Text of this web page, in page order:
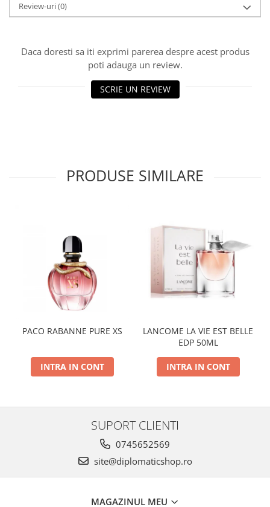
Review-uri(0)
Daca doresti sa iti exprimi parerea despre acest produs
poti adauga un review.
SCRIE UN REVIEW
PRODUSE SIMILARE
PACO RABANNE PURE XS
INTRA IN CONT
LANCOME LA VIE EST BELLE
EDP 50ML
INTRA IN CONT
SUPORT CLIENTI
0745652569
site@diplomaticshop.ro
MAGAZINUL MEU